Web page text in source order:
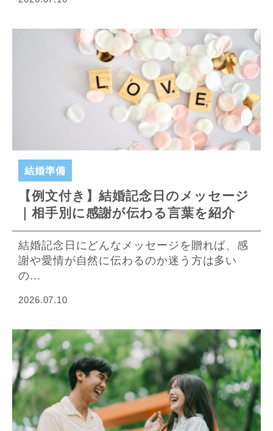
結婚準備
【例文付き】結婚記念日のメッセージ
｜相手別に感謝が伝わる言葉を紹介
結婚記念日にどんなメッセージを贈れば、感
謝や愛情が自然に伝わるのか迷う方は多い
の...
2026.07.10